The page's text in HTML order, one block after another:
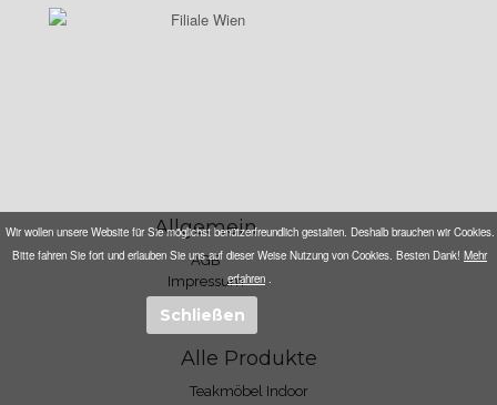
Allgemein
AGB
Impressum
Alle Produkte
Teakmöbel Indoor
Wir wollen unsere Website für Sie möglichst benützerfreundlich gestalten. Deshalb brauchen wir Cookies.
Bitte fahren Sie fort und erlauben Sie uns auf dieser Weise Nutzung von Cookies. Besten Dank! Mehr
erfahren